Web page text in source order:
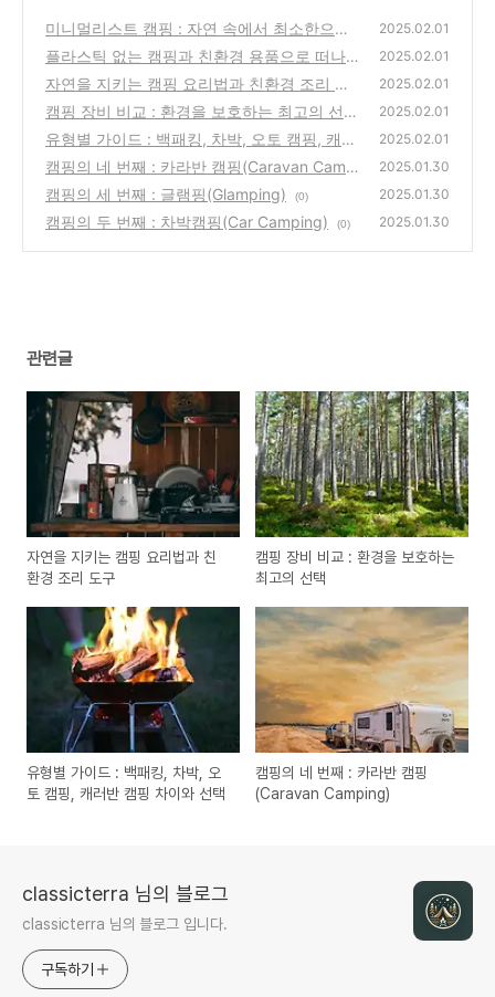
미니멀리스트 캠핑 : 자연 속에서 최소한으로
살아가는 법
(0)
2025.02.01
플라스틱 없는 캠핑과 친환경 용품으로 떠나는
여행
(0)
2025.02.01
자연을 지키는 캠핑 요리법과 친환경 조리 도
구
(0)
2025.02.01
캠핑 장비 비교 : 환경을 보호하는 최고의 선택
(0)
2025.02.01
유형별 가이드 : 백패킹, 차박, 오토 캠핑, 캐러
반 캠핑 차이와 선택
(0)
2025.02.01
캠핑의 네 번째 : 카라반 캠핑(Caravan Campi
ng)
(5)
2025.01.30
캠핑의 세 번째 : 글램핑(Glamping) (0) 2025.01.30
캠핑의 두 번째 : 차박캠핑(Car Camping) (0) 2025.01.30
관련글
자연을 지키는 캠핑 요리법과 친
환경 조리 도구
캠핑 장비 비교 : 환경을 보호하는
최고의 선택
유형별 가이드 : 백패킹, 차박, 오
토 캠핑, 캐러반 캠핑 차이와 선택
캠핑의 네 번째 : 카라반 캠핑
(Caravan Camping)
classicterra 님의 블로그
classicterra 님의 블로그 입니다.
구독하기